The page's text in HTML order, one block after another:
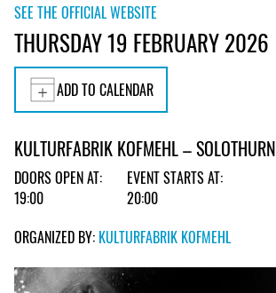
SEE THE OFFICIAL WEBSITE
THURSDAY 19 FEBRUARY 2026
ADD TO CALENDAR
KULTURFABRIK KOFMEHL – SOLOTHURN
DOORS OPEN AT:
19:00
EVENT STARTS AT:
20:00
ORGANIZED BY: KULTURFABRIK KOFMEHL